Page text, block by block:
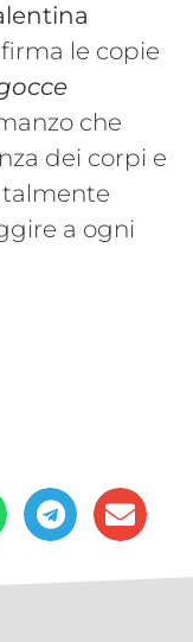
le copie
che
dei corpi e
talmente
a ogni